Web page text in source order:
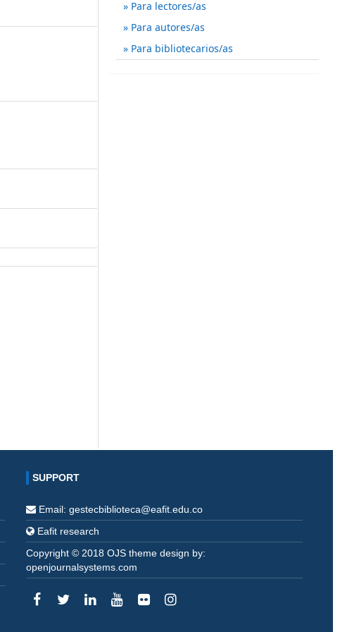
Para lectores/as
Para autores/as
Para bibliotecarios/as
SUPPORT
Email: gestecbiblioteca@eafit.edu.co
Eafit research
Copyright © 2018 OJS theme design by:
openjournalsystems.com